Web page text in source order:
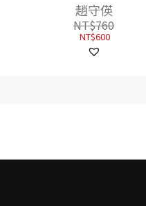
楊聯陞
NT$550
NT$435